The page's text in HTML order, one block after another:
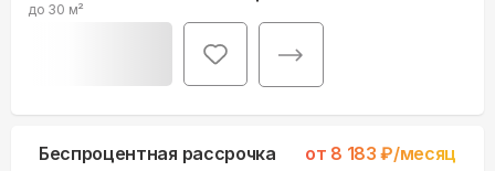
до 30 м²
Беспроцентная рассрочка от 8 183 ₽/месяц